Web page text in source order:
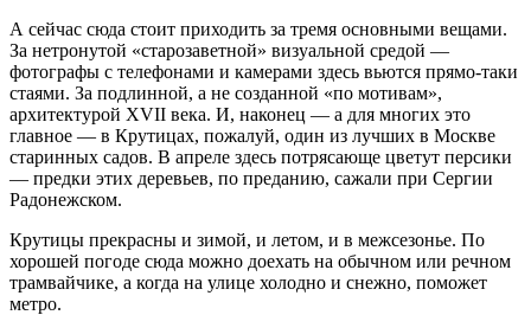
А сейчас сюда стоит приходить за тремя основными вещами.
За нетронутой «старозаветной» визуальной средой —
фотографы с телефонами и камерами здесь вьются прямо-таки
стаями. За подлинной, а не созданной «по мотивам»,
архитектурой XVII века. И, наконец — а для многих это
главное — в Крутицах, пожалуй, один из лучших в Москве
старинных садов. В апреле здесь потрясающе цветут персики
— предки этих деревьев, по преданию, сажали при Сергии
Радонежском.
Крутицы прекрасны и зимой, и летом, и в межсезонье. По
хорошей погоде сюда можно доехать на обычном или речном
трамвайчике, а когда на улице холодно и снежно, поможет
метро.